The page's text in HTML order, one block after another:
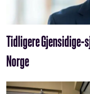
Tidligere Gjensidige-
Norge